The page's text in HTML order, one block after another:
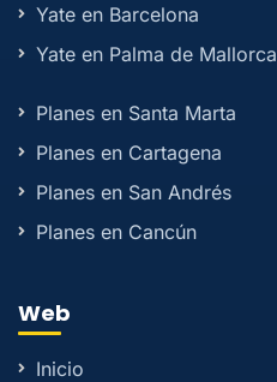
Yate en Barcelona
Yate en Palma de Mallorca
Planes en Santa Marta
Planes en Cartagena
Planes en San Andrés
Planes en Cancún
Web
Inicio